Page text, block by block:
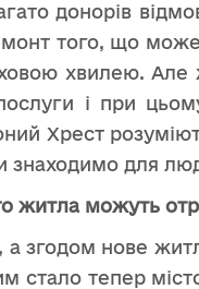
донорів
того, що
хвилею.
і при
Хрест
знаходимо для
житла можуть
а згодом нове
стало тепер